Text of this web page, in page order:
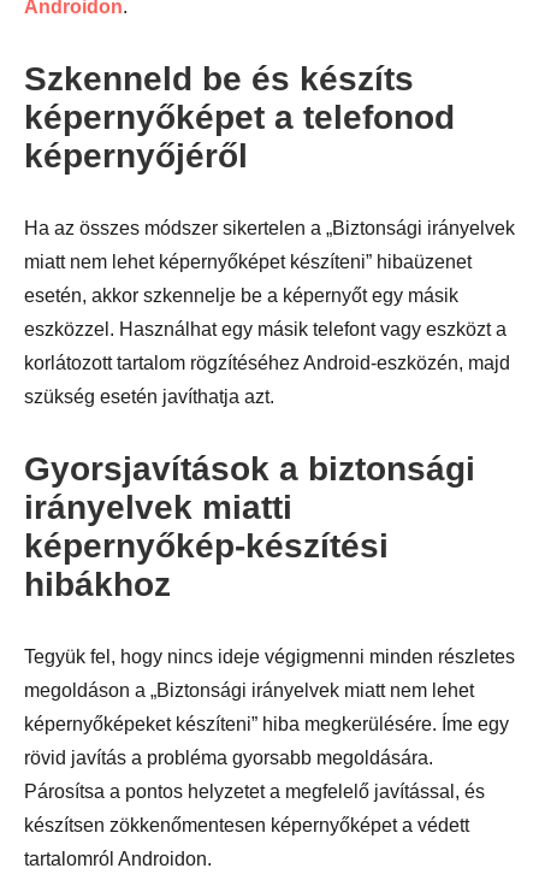
Androidon.
Szkenneld be és készíts
képernyőképet a telefonod
képernyőjéről
Ha az összes módszer sikertelen a „Biztonsági irányelvek
miatt nem lehet képernyőképet készíteni” hibaüzenet
esetén, akkor szkennelje be a képernyőt egy másik
eszközzel. Használhat egy másik telefont vagy eszközt a
korlátozott tartalom rögzítéséhez Android-eszközén, majd
szükség esetén javíthatja azt.
Gyorsjavítások a biztonsági
irányelvek miatti
képernyőkép-készítési
hibákhoz
Tegyük fel, hogy nincs ideje végigmenni minden részletes
megoldáson a „Biztonsági irányelvek miatt nem lehet
képernyőképeket készíteni” hiba megkerülésére. Íme egy
rövid javítás a probléma gyorsabb megoldására.
Párosítsa a pontos helyzetet a megfelelő javítással, és
készítsen zökkenőmentesen képernyőképet a védett
tartalomról Androidon.